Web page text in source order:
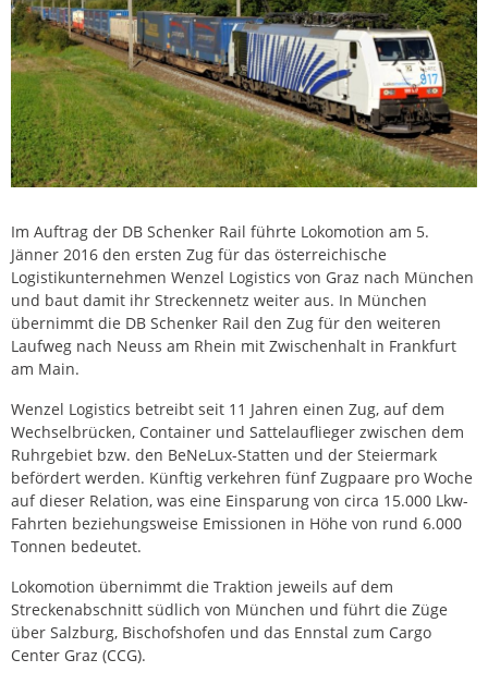
Im Auftrag der DB Schenker Rail führte Lokomotion am 5.
Jänner 2016 den ersten Zug für das österreichische
Logistikunternehmen Wenzel Logistics von Graz nach München
und baut damit ihr Streckennetz weiter aus. In München
übernimmt die DB Schenker Rail den Zug für den weiteren
Laufweg nach Neuss am Rhein mit Zwischenhalt in Frankfurt
am Main.
Wenzel Logistics betreibt seit 11 Jahren einen Zug, auf dem
Wechselbrücken, Container und Sattelauflieger zwischen dem
Ruhrgebiet bzw. den BeNeLux-Statten und der Steiermark
befördert werden. Künftig verkehren fünf Zugpaare pro Woche
auf dieser Relation, was eine Einsparung von circa 15.000 Lkw-
Fahrten beziehungsweise Emissionen in Höhe von rund 6.000
Tonnen bedeutet.
Lokomotion übernimmt die Traktion jeweils auf dem
Streckenabschnitt südlich von München und führt die Züge
über Salzburg, Bischofshofen und das Ennstal zum Cargo
Center Graz (CCG).